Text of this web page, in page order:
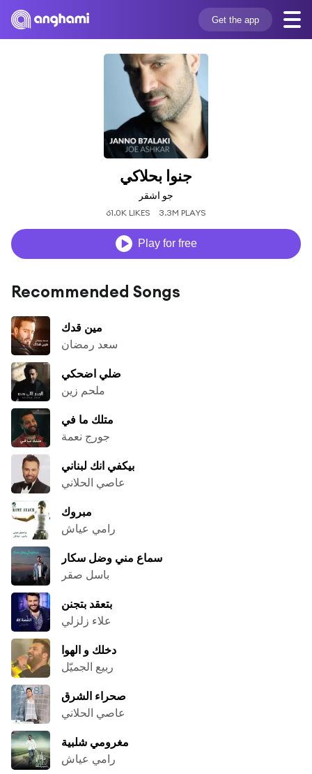
Get the app
جنوا بحلاكي
جو اشقر
61.0K LIKES 3.3M PLAYS
Play for free
Recommended Songs
مين قدك
سعد رمضان
ضلي اضحكي
ملحم زين
متلك ما في
جورج نعمة
بيكفي انك لبناني
عاصي الحلاني
مبروك
رامي عياش
سماع مني وضل سكار
باسل صقر
بتعقد بتجنن
علاء زلزلي
دخلك و الهوا
ربيع الجميّل
صحراء الشرق
عاصي الحلاني
مغرومي شلبية
رامي عياش